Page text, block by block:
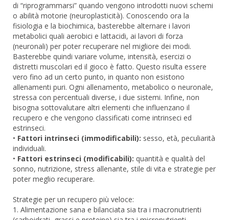
di “riprogrammarsi” quando vengono introdotti nuovi schemi
o abilità motorie (neuroplasticità). Conoscendo ora la
fisiologia e la biochimica, basterebbe alternare i lavori
metabolici quali aerobici e lattacidi, ai lavori di forza
(neuronali) per poter recuperare nel migliore dei modi.
Basterebbe quindi variare volume, intensità, esercizi o
distretti muscolari ed il gioco è fatto. Questo risulta essere
vero fino ad un certo punto, in quanto non esistono
allenamenti puri. Ogni allenamento, metabolico o neuronale,
stressa con percentuali diverse, i due sistemi. Infine, non
bisogna sottovalutare altri elementi che influenzano il
recupero e che vengono classificati come intrinseci ed
estrinseci.
• Fattori intrinseci (immodificabili): sesso, età, peculiarità
individuali.
• Fattori estrinseci (modificabili): quantità e qualità del
sonno, nutrizione, stress allenante, stile di vita e strategie per
poter meglio recuperare.
Strategie per un recupero più veloce:
1. Alimentazione sana e bilanciata sia tra i macronutrienti